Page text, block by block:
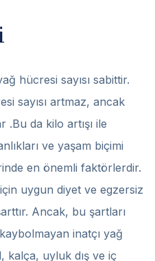
hücresi sayısı sabittir.
sayısı artmaz, ancak
da kilo artışı ile
ve yaşam biçimi
en önemli faktörlerdir.
uygun diyet ve egzersiz
Ancak, bu şartları
inatçı yağ
kalça, uyluk dış ve iç